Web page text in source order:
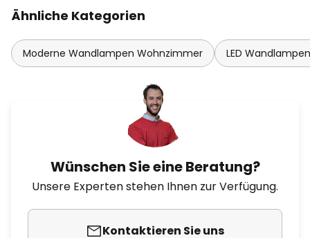
Ähnliche Kategorien
Moderne Wandlampen Wohnzimmer LED
Wünschen Sie eine Beratung?
Unsere Experten stehen Ihnen zur Verfügung.
Kontaktieren Sie uns